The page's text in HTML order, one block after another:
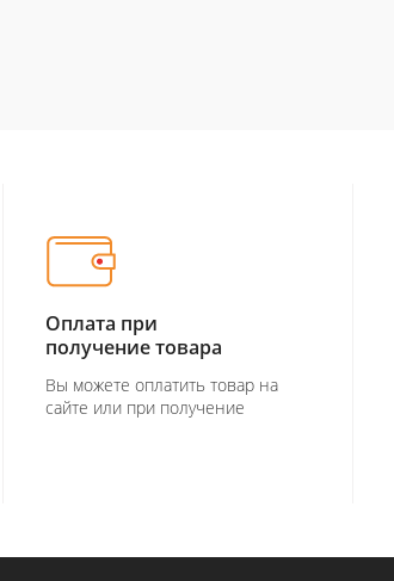
Оплата при
получение товара
Вы можете оплатить товар на
сайте или при получение